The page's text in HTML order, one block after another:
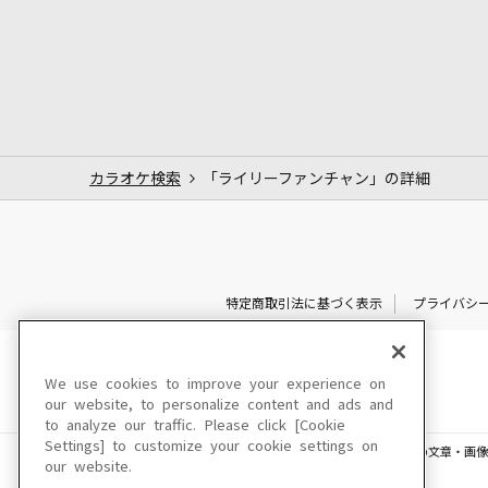
カラオケ検索 「ライリーファンチャン」の詳細
特定商取引法に基づく表示 プライバシ
このサイトに掲載されている一切の文章・画
We use cookies to improve your experience on
our website, to personalize content and ads and
to analyze our traffic. Please click [Cookie
Settings] to customize your cookie settings on
our website.